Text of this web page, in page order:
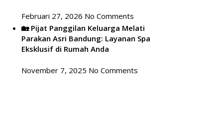
Februari 27, 2026 No Comments
🏡 Pijat Panggilan Keluarga Melati
Parakan Asri Bandung: Layanan Spa
Eksklusif di Rumah Anda
November 7, 2025 No Comments